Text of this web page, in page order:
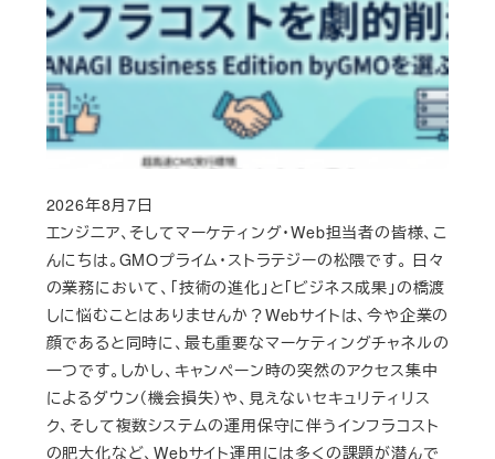
エンジニア、そしてマーケティング・Web担当者の皆様、こ
んにちは。GMOプライム・ストラテジーの松隈です。 日々
の業務において、「技術の進化」と「ビジネス成果」の橋渡
しに悩むことはありませんか？Webサイトは、今や企業の
顔であると同時に、最も重要なマーケティングチャネルの
一つです。しかし、キャンペーン時の突然のアクセス集中
によるダウン（機会損失）や、見えないセキュリティリス
ク、そして複数システムの運用保守に伴うインフラコスト
の肥大化など、Webサイト運用には多くの課題が潜んで
Published
2026年8月7日